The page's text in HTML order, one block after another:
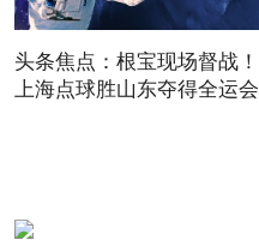
头条焦点：根宝现场督战！
上海点球胜山东夺得全运会